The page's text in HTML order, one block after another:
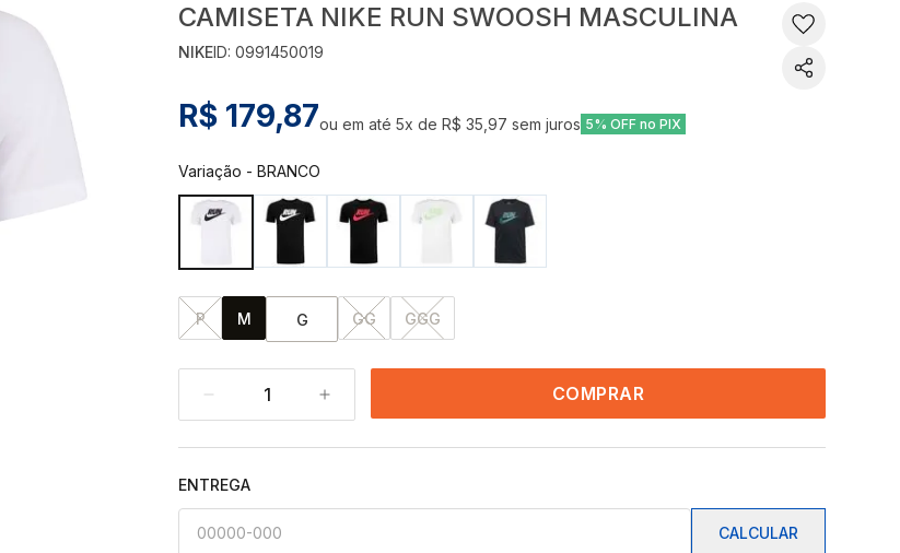
CAMISETA NIKE RUN SWOOSH MASCULINA
NIKEID:0991450019
R$ 179,87ou em até5x deR$ 35,97 sem juros 5% OFF no PIX
Variação -BRANCO
P M G GG GGG
1 COMPRAR
ENTREGA
CALCULAR